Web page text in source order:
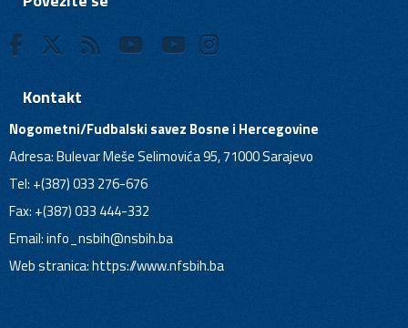
Kontakt
Nogometni/Fudbalski savez Bosne i Hercegovine
Adresa: Bulevar Meše Selimovića 95, 71000 Sarajevo
Tel: +(387) 033 276-676
Fax: +(387) 033 444-332
Email:info_nsbih@nsbih.ba
Web stranica: https://www.nfsbih.ba